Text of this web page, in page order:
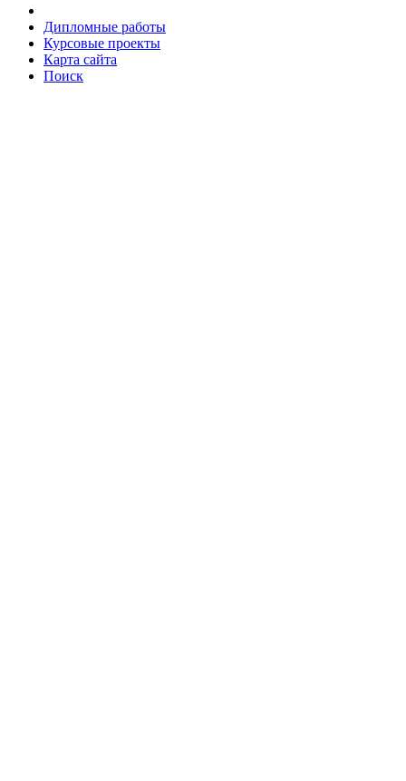
Дипломные работы
Курсовые проекты
Карта сайта
Поиск